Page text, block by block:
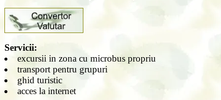
Servicii:
excursii in zona cu microbus propriu
transport pentru grupuri
ghid turistic
acces la internet